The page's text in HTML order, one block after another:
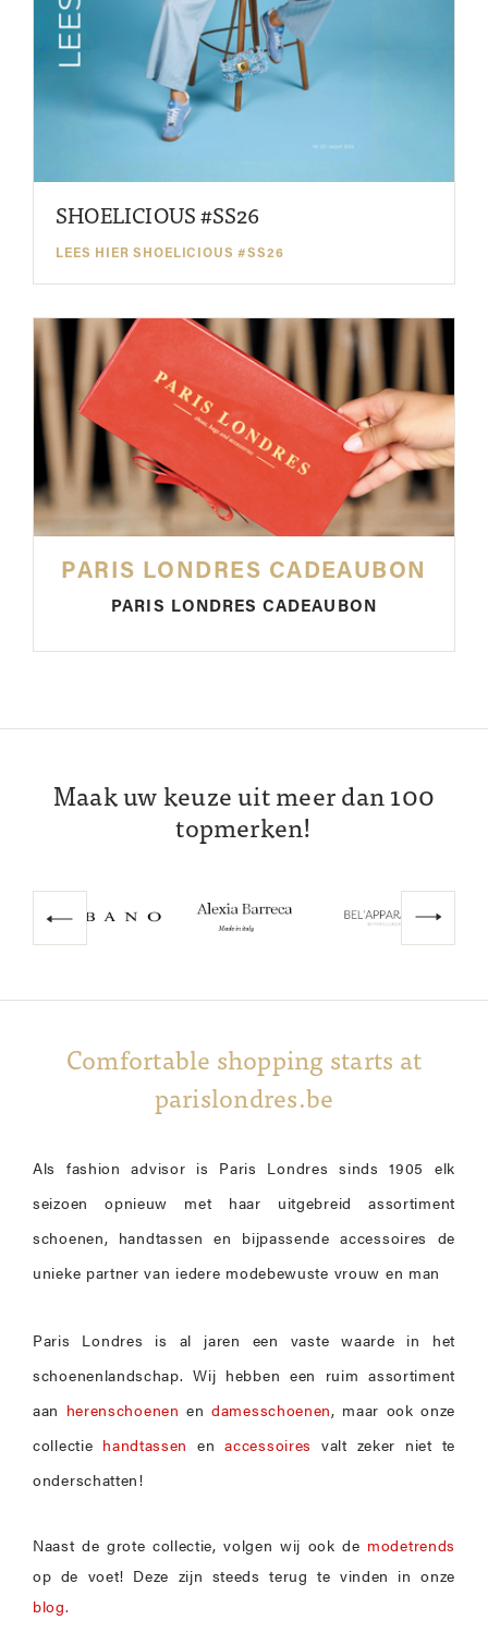
SHOELICIOUS #SS26
LEES HIER SHOELICIOUS #SS26
PARIS LONDRES CADEAUBON
PARIS LONDRES CADEAUBON
Maak uw keuze uit meer dan 100
topmerken!
Comfortable shopping starts at
parislondres.be
Als fashion advisor is Paris Londres sinds 1905 elk
seizoen opnieuw met haar uitgebreid assortiment
schoenen, handtassen en bijpassende accessoires de
unieke partner van iedere modebewuste vrouw en man
Paris Londres is al jaren een vaste waarde in het
schoenenlandschap. Wij hebben een ruim assortiment
aan herenschoenen endamesschoenen, maar ook onze
collectie handtassen enaccessoires valt zeker niet te
onderschatten!
Naast de grote collectie, volgen wij ook de modetrends
op de voet! Deze zijn steeds terug te vinden in onze
blog.